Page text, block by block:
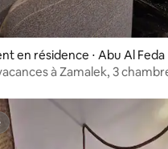
en résidence ⋅ Abu Al Feda
à Zamalek, 3